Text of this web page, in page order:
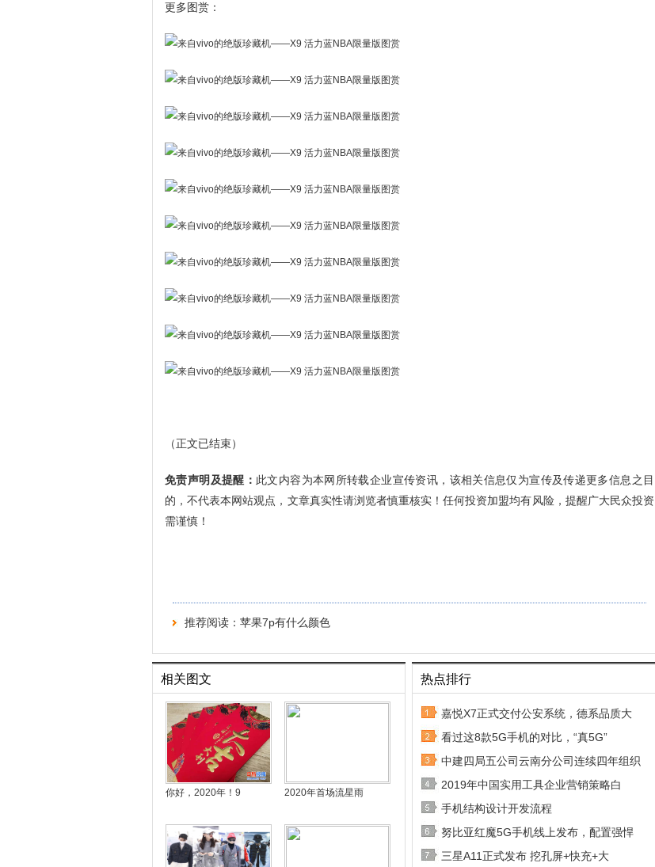
更多图赏：
（正文已结束）
免责声明及提醒： 此文内容为本网所转载企业宣传资讯，该相关信息仅为宣传及传递更多信息之目
的，不代表本网站观点，文章真实性请浏览者慎重核实！任何投资加盟均有风险，提醒广大民众投资
需谨慎！
推荐阅读： 苹果7p有什么颜色
相关图文
你好，2020年！9 2020年首场流星雨
热点排行
嘉悦X7正式交付公安系统，德系品质大
看过这8款5G手机的对比，“真5G”
中建四局五公司云南分公司连续四年组织
2019年中国实用工具企业营销策略白
手机结构设计开发流程
努比亚红魔5G手机线上发布，配置强悍
三星A11正式发布 挖孔屏+快充+大